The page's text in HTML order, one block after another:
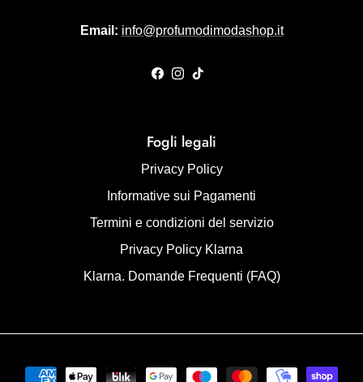
Email: info@profumodimodashop.it
Facebook
Instagram
TikTok
Fogli legali
Privacy Policy
Informative sui Pagamenti
Termini e condizioni del servizio
Privacy Policy Klarna
Klarna. Domande Frequenti (FAQ)